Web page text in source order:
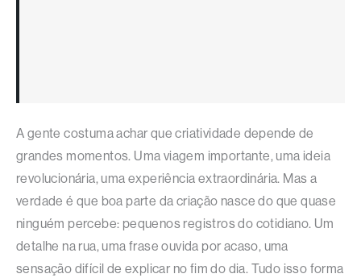
A gente costuma achar que criatividade depende de
grandes momentos. Uma viagem importante, uma ideia
revolucionária, uma experiência extraordinária. Mas a
verdade é que boa parte da criação nasce do que quase
ninguém percebe: pequenos registros do cotidiano. Um
detalhe na rua, uma frase ouvida por acaso, uma
sensação difícil de explicar no fim do dia. Tudo isso forma